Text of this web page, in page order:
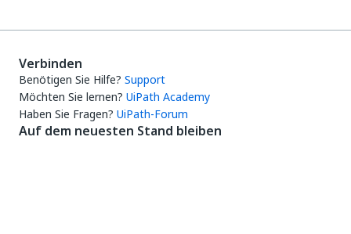
Verbinden
Benötigen Sie Hilfe? Support
Möchten Sie lernen? UiPath Academy
Haben Sie Fragen? UiPath-Forum
Auf dem neuesten Stand bleiben